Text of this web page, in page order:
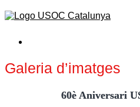
Galeria d’imatges
60è Aniversari